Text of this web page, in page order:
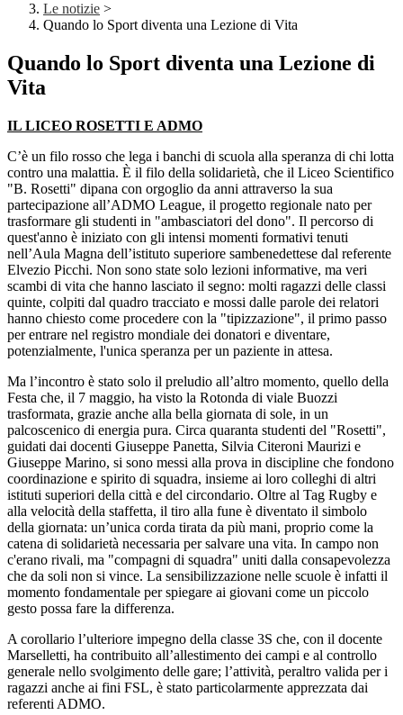
Le notizie >
Quando lo Sport diventa una Lezione di Vita
Quando lo Sport diventa una Lezione di
Vita
IL LICEO ROSETTI E ADMO
C’è un filo rosso che lega i banchi di scuola alla speranza di chi lotta
contro una malattia. È il filo della solidarietà, che il Liceo Scientifico
"B. Rosetti" dipana con orgoglio da anni attraverso la sua
partecipazione all’ADMO League, il progetto regionale nato per
trasformare gli studenti in "ambasciatori del dono". Il percorso di
quest'anno è iniziato con gli intensi momenti formativi tenuti
nell’Aula Magna dell’istituto superiore sambenedettese dal referente
Elvezio Picchi. Non sono state solo lezioni informative, ma veri
scambi di vita che hanno lasciato il segno: molti ragazzi delle classi
quinte, colpiti dal quadro tracciato e mossi dalle parole dei relatori
hanno chiesto come procedere con la "tipizzazione", il primo passo
per entrare nel registro mondiale dei donatori e diventare,
potenzialmente, l'unica speranza per un paziente in attesa.
Ma l’incontro è stato solo il preludio all’altro momento, quello della
Festa che, il 7 maggio, ha visto la Rotonda di viale Buozzi
trasformata, grazie anche alla bella giornata di sole, in un
palcoscenico di energia pura. Circa quaranta studenti del "Rosetti",
guidati dai docenti Giuseppe Panetta, Silvia Citeroni Maurizi e
Giuseppe Marino, si sono messi alla prova in discipline che fondono
coordinazione e spirito di squadra, insieme ai loro colleghi di altri
istituti superiori della città e del circondario. Oltre al Tag Rugby e
alla velocità della staffetta, il tiro alla fune è diventato il simbolo
della giornata: un’unica corda tirata da più mani, proprio come la
catena di solidarietà necessaria per salvare una vita. In campo non
c'erano rivali, ma "compagni di squadra" uniti dalla consapevolezza
che da soli non si vince. La sensibilizzazione nelle scuole è infatti il
momento fondamentale per spiegare ai giovani come un piccolo
gesto possa fare la differenza.
A corollario l’ulteriore impegno della classe 3S che, con il docente
Marselletti, ha contribuito all’allestimento dei campi e al controllo
generale nello svolgimento delle gare; l’attività, peraltro valida per i
ragazzi anche ai fini FSL, è stato particolarmente apprezzata dai
referenti ADMO.